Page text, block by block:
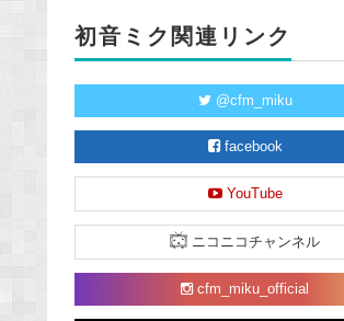
初音ミク関連リンク
@cfm_miku
facebook
YouTube
ニコニコチャンネル
cfm_miku_official